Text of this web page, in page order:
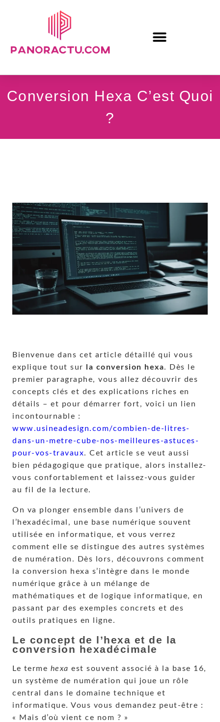
Conversion Hexa C’est Quoi
?
Bienvenue dans cet article détaillé qui vous
explique tout sur
la conversion hexa. Dès le
premier paragraphe, vous allez découvrir des
concepts clés et des explications riches en
détails – et pour démarrer fort, voici un lien
incontournable :
www.usineadesign.com/combien-de-litres-
dans-un-metre-cube-nos-meilleures-astuces-
pour-vos-travaux. Cet article se veut aussi
bien pédagogique que pratique, alors installez-
vous confortablement et laissez-vous guider
au fil de la lecture.
On va plonger ensemble dans l’univers de
l’hexadécimal, une base numérique souvent
utilisée en informatique, et vous verrez
comment elle se distingue des autres systèmes
de numération. Dès lors, découvrons comment
la conversion hexa s’intègre dans le monde
numérique grâce à un mélange de
mathématiques et de logique informatique, en
passant par des exemples concrets et des
outils pratiques en ligne.
Le concept de l’hexa et de la
conversion hexadécimale
Le terme hexa est souvent associé à la base 16,
un système de numération qui joue un rôle
central dans le domaine technique et
informatique. Vous vous demandez peut-être :
« Mais d’où vient ce nom ? »